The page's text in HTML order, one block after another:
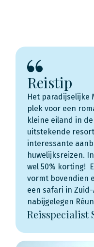
Reistip
Het paradijselijke
plek voor een
kleine eiland in
uitstekende
interessante
huwelijksreizen.
wel 50% korting!
vormt bovendien
een safari in
nabijgelegen
Reisspecialist